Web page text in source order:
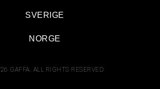
GAFFA. ALL RIGHTS RESERVED
SVERIGE
NORGE